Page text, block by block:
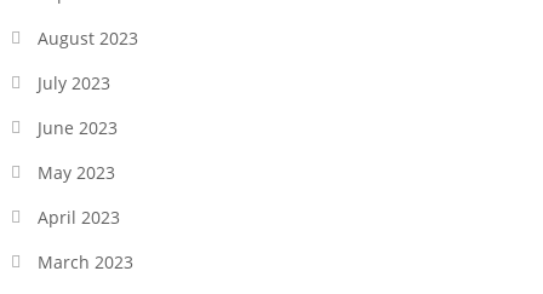
August 2023
July 2023
June 2023
May 2023
April 2023
March 2023